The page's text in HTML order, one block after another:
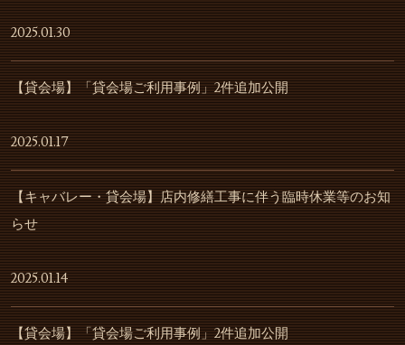
2025.01.30
【貸会場】「貸会場ご利用事例」2件追加公開
2025.01.17
【キャバレー・貸会場】店内修繕工事に伴う臨時休業等のお知
らせ
2025.01.14
【貸会場】「貸会場ご利用事例」2件追加公開